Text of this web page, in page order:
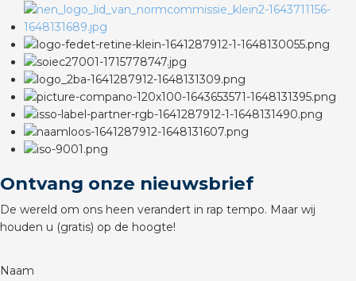
Ontvang onze nieuwsbrief
De wereld om ons heen verandert in rap tempo. Maar wij
houden u (gratis) op de hoogte!
Naam